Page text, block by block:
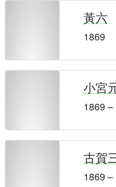
黃六
1869
小宮
1869 –
古賀
1869 –